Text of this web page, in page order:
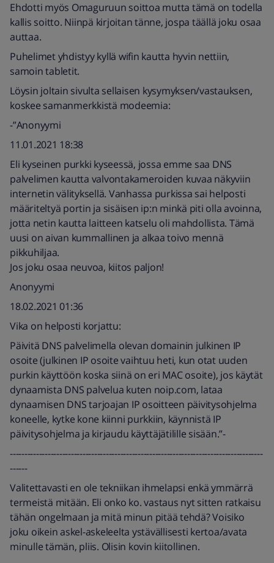
Ehdotti myös Omaguruun soittoa mutta tämä on todella
kallis soitto. Niinpä kirjoitan tänne, jospa täällä joku osaa
auttaa.
Puhelimet yhdistyy kyllä wifin kautta hyvin nettiin,
samoin tabletit.
Löysin joltain sivulta sellaisen kysymyksen/vastauksen,
koskee samanmerkkistä modeemia:
-”Anonyymi
11.01.2021 18:38
Eli kyseinen purkki kyseessä, jossa emme saa DNS
palvelimen kautta valvontakameroiden kuvaa näkyviin
internetin välityksellä. Vanhassa purkissa sai helposti
määriteltyä portin ja sisäisen ip:n minkä piti olla avoinna,
jotta netin kautta laitteen katselu oli mahdollista. Tämä
uusi on aivan kummallinen ja alkaa toivo mennä
pikkuhiljaa.
Jos joku osaa neuvoa, kiitos paljon!
Anonyymi
18.02.2021 01:36
Vika on helposti korjattu:
Päivitä DNS palvelimella olevan domainin julkinen IP
osoite (julkinen IP osoite vaihtuu heti, kun otat uuden
purkin käyttöön koska siinä on eri MAC osoite), jos käytät
dynaamista DNS palvelua kuten noip.com, lataa
dynaamisen DNS tarjoajan IP osoitteen päivitysohjelma
koneelle, kytke kone kiinni purkkiin, käynnistä IP
päivitysohjelma ja kirjaudu käyttäjätilille sisään.”-
---------------------------------------------------------------------------------------
------
Valitettavasti en ole tekniikan ihmelapsi enkä ymmärrä
termeistä mitään. Eli onko ko. vastaus nyt sitten ratkaisu
tähän ongelmaan ja mitä minun pitää tehdä? Voisiko
joku oikein askel-askeleelta ystävällisesti kertoa/avata
minulle tämän, pliis. Olisin kovin kiitollinen.